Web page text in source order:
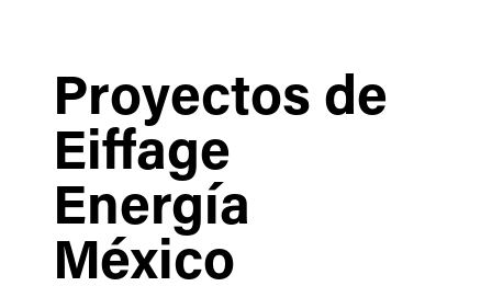
Proyectos de
Eiffage
Energía
México